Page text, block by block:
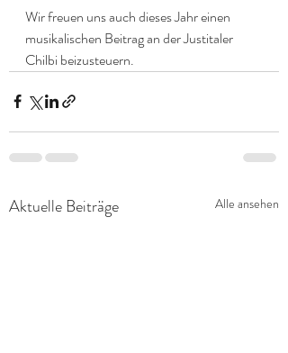
Wir freuen uns auch dieses Jahr einen
musikalischen Beitrag an der Justitaler
Chilbi beizusteuern.
Aktuelle Beiträge Alle ansehen